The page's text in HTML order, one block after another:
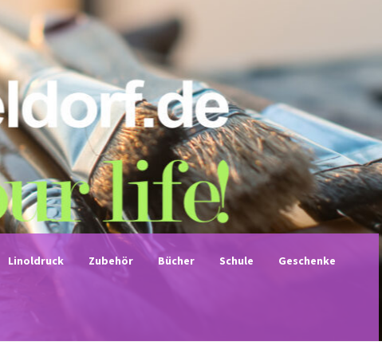
Linoldruck Zubehör Bücher Schule Geschenke